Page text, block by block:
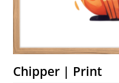
Chipper | Print